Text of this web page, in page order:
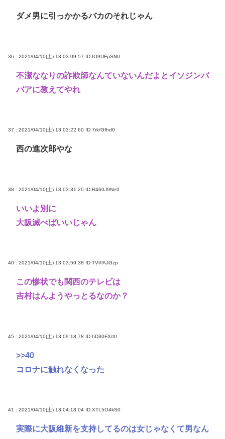
ダメ男に引っかかるバカのそれじゃん
36 : 2021/04/10(土) 13:03:09.57 ID:fO9UFpSN0
不潔ななりの詐欺師なんていないんだよとイソジンバ
バアに教えてやれ
37 : 2021/04/10(土) 13:03:22.60 ID:7rk/Gfhd0
西の進次郎やな
38 : 2021/04/10(土) 13:03:31.20 ID:R460J9Ne0
いいよ別に
大阪滅べばいいじゃん
40 : 2021/04/10(土) 13:03:59.38 ID:TVlPAJGzp
この惨状でも関西のテレビは
吉村はんようやっとるなのか？
45 : 2021/04/10(土) 13:09:18.78 ID:hD30FX/t0
>>40
コロナに触れなくなった
41 : 2021/04/10(土) 13:04:18.04 ID:XTL5O4kS0
実際に大阪維新を支持してるのは女じゃなくて男なん